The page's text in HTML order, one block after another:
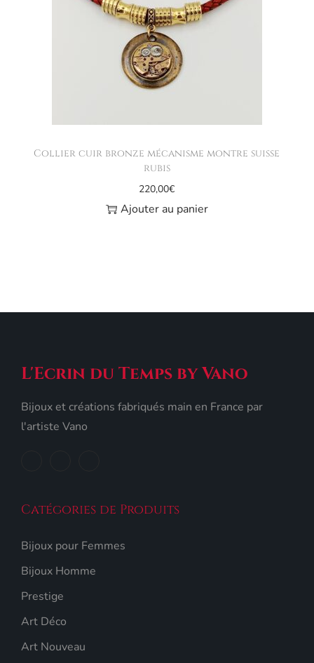
Collier cuir bronze mécanisme montre suisse
rubis
220,00€
Ajouter au panier
L'Ecrin du Temps by Vano
Bijoux et créations fabriqués main en France par
l'artiste Vano
Catégories de Produits
Bijoux pour Femmes
Bijoux Homme
Prestige
Art Déco
Art Nouveau